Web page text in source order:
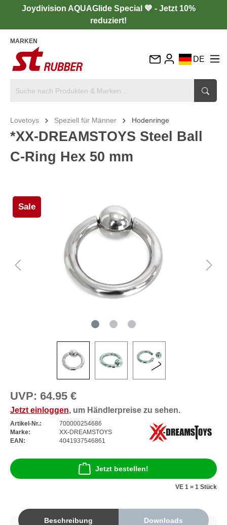
Joydivision AQUAGlide Special 💙 - Jetzt 10%
reduziert!
MARKEN
DE
IT
Lovetoys Speziell für Männer Hodenringe
*XX-DREAMSTOYS Steel Ball
C-Ring Hex 50 mm
Sale
UVP: 64.95 €
Jetzt einloggen, um Händlerpreise zu sehen.
Artikel-Nr.:
700000254686
Marke:
XX-DREAMSTOYS
EAN:
4041937546861
Jetzt bestellen!
VE 1 = 1 Stück
Beschreibung Downloads